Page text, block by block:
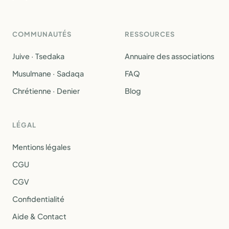
COMMUNAUTÉS
Juive · Tsedaka
Musulmane · Sadaqa
Chrétienne · Denier
RESSOURCES
Annuaire des associations
FAQ
Blog
LÉGAL
Mentions légales
CGU
CGV
Confidentialité
Aide & Contact